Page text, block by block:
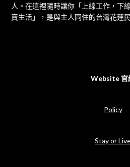
人。在這裡隨時讓你「上線工作，下
賣生活」，是與主人同住的台灣花蓮
Website 官
Policy
Stay or